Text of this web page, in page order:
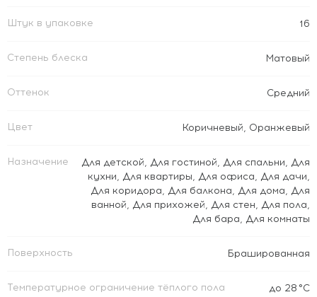
Штук в упаковке 16
Степень блеска Матовый
Оттенок Средний
Цвет Коричневый, Оранжевый
Назначение Для детской, Для гостиной, Для спальни, Для
кухни, Для квартиры, Для офиса, Для дачи,
Для коридора, Для балкона, Для дома, Для
ванной, Для прихожей, Для стен, Для пола,
Для бара, Для комнаты
Поверхность Брашированная
Температурное ограничение тёплого пола до 28 °C